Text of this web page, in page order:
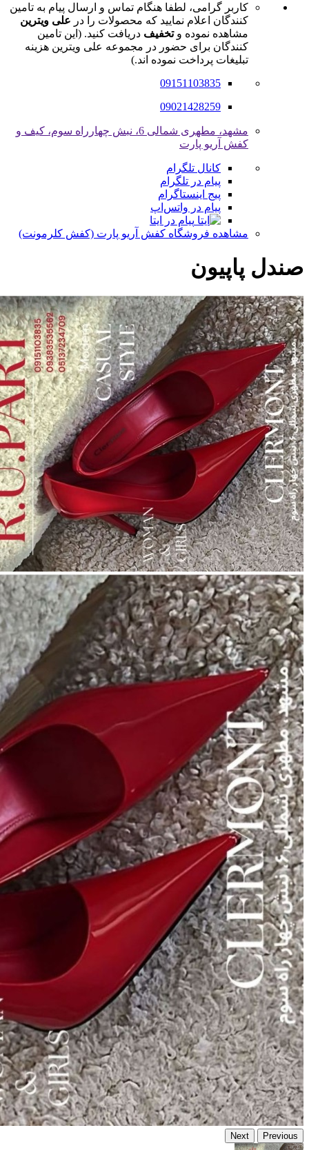
کاربر گرامی، لطفا هنگام تماس و ارسال پیام به تامین
کنندگان اعلام نمایید که محصولات را در علی ویترین
مشاهده نموده وتخفیف دریافت کنید. (این تامین
کنندگان برای حضور در مجموعه علی ویترین هزینه
تبلیغات پرداخت نموده اند.)
09151103835
09021428259
مشهد، مطهری شمالی 6، نبش چهارراه سوم، کیف و
کفش آریو پارت
کانال تلگرام
پیام در تلگرام
پیج اینستاگرام
پیام در واتس‌اپ
پیام در ایتا
مشاهده فروشگاه کفش آریو پارت (کفش کلرمونت)
صندل پاپیون
Previous
Next